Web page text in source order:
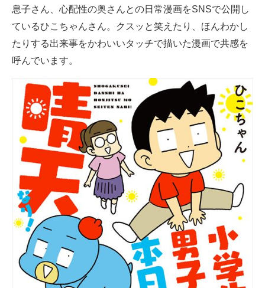
エレクトロニクス専門サイト
電子設計の基本と応用
建設×テクノロジーの最前線
ちょっと気になるネットの話題
息子さん、心配性の奥さんとの日常漫画をSNSで公開し
ているひこちゃんさん。クスッと笑えたり、ほんわかし
たりする出来事をかわいいタッチで描いた漫画で共感を
呼んでいます。